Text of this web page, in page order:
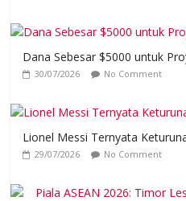
Dana Sebesar $5000 untuk
30/07/2026 No Comment
Lionel Messi Ternyata
29/07/2026 No Comment